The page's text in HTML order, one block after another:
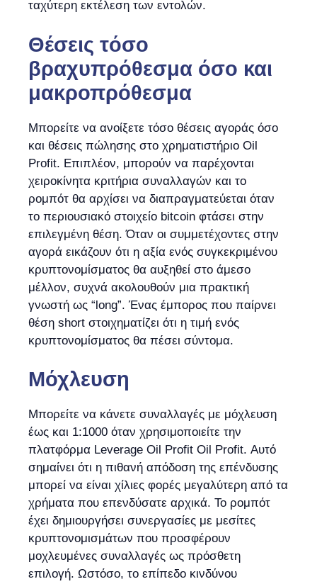
ταχύτερη εκτέλεση των εντολών.
Θέσεις τόσο
βραχυπρόθεσμα όσο και
μακροπρόθεσμα
Μπορείτε να ανοίξετε τόσο θέσεις αγοράς όσο
και θέσεις πώλησης στο χρηματιστήριο Oil
Profit. Επιπλέον, μπορούν να παρέχονται
χειροκίνητα κριτήρια συναλλαγών και το
ρομπότ θα αρχίσει να διαπραγματεύεται όταν
το περιουσιακό στοιχείο bitcoin φτάσει στην
επιλεγμένη θέση. Όταν οι συμμετέχοντες στην
αγορά εικάζουν ότι η αξία ενός συγκεκριμένου
κρυπτονομίσματος θα αυξηθεί στο άμεσο
μέλλον, συχνά ακολουθούν μια πρακτική
γνωστή ως “long”. Ένας έμπορος που παίρνει
θέση short στοιχηματίζει ότι η τιμή ενός
κρυπτονομίσματος θα πέσει σύντομα.
Μόχλευση
Μπορείτε να κάνετε συναλλαγές με μόχλευση
έως και 1:1000 όταν χρησιμοποιείτε την
πλατφόρμα Leverage Oil Profit Oil Profit. Αυτό
σημαίνει ότι η πιθανή απόδοση της επένδυσης
μπορεί να είναι χίλιες φορές μεγαλύτερη από τα
χρήματα που επενδύσατε αρχικά. Το ρομπότ
έχει δημιουργήσει συνεργασίες με μεσίτες
κρυπτονομισμάτων που προσφέρουν
μοχλευμένες συναλλαγές ως πρόσθετη
επιλογή. Ωστόσο, το επίπεδο κινδύνου